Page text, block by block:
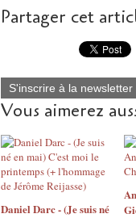
Partager cet
S'inscrire à la newsletter
Vous aimerez
Daniel Darc - (Je suis né